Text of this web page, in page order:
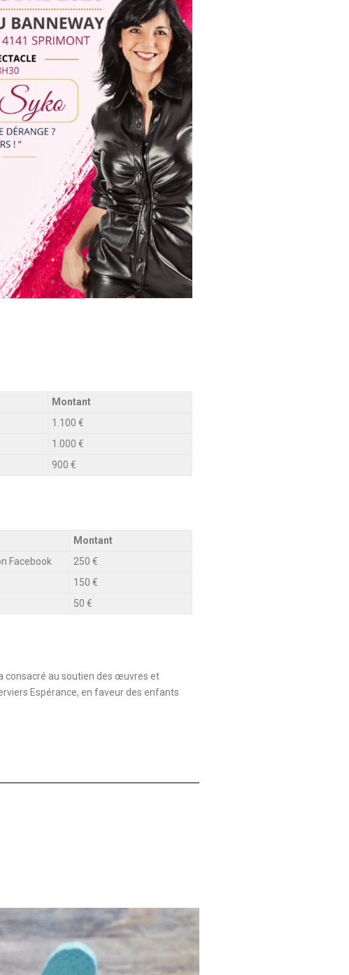
Montant
1.100 €
1.000 €
900 €
Montant
Facebook
250 €
150 €
50 €
consacré au soutien des œuvres et
Espérance, en faveur des enfants